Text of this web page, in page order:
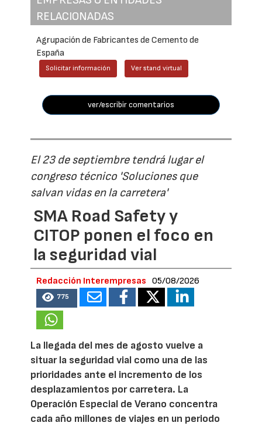
RELACIONADAS
Agrupación de Fabricantes de Cemento de
España
Solicitar información Ver stand virtual
ver/escribir comentarios
El 23 de septiembre tendrá lugar el
congreso técnico 'Soluciones que
salvan vidas en la carretera'
SMA Road Safety y
CITOP ponen el foco en
la seguridad vial
Redacción Interempresas 05/08/2026
775
La llegada del mes de agosto vuelve a
situar la seguridad vial como una de las
prioridades ante el incremento de los
desplazamientos por carretera. La
Operación Especial de Verano concentra
cada año millones de viajes en un periodo